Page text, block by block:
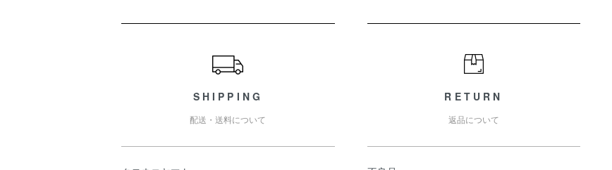
SHIPPING
配送・送料について
RETURN
返品について